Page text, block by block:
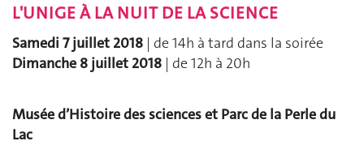
L'UNIGE À LA NUIT DE LA SCIENCE
Samedi 7 juillet 2018 | de 14h à tard dans la soirée
Dimanche 8 juillet 2018 | de 12h à 20h
Musée d’Histoire des scienceset Parc de la Perle du
Lac